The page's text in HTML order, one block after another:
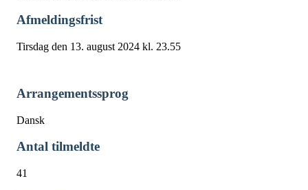
Afmeldingsfrist
Tirsdag den 13. august 2024 kl. 23.55
Arrangementssprog
Dansk
Antal tilmeldte
41